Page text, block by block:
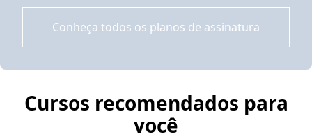
Conheça todos os planos de assinatura
Cursos recomendados para
você